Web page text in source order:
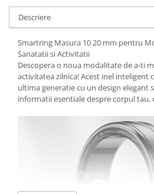
Descriere
Smartring Masura 10 20 mm pentru
Sanatatii si Activitatii
Descopera o noua modalitate de a-ti
activitatea zilnica! Acest inel inteligent
ultima generatie cu un design elegant
informatii esentiale despre corpul tau,